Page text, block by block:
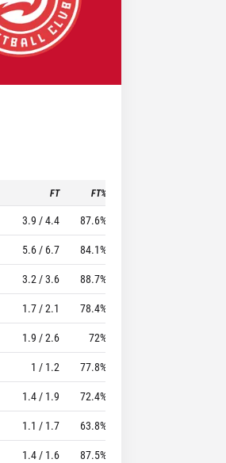
FT FT%
3.9 / 4.4 87.6%
5.6 / 6.7 84.1%
3.2 / 3.6 88.7%
1.7 / 2.1 78.4%
1.9 / 2.6 72%
1 / 1.2 77.8%
1.4 / 1.9 72.4%
1.1 / 1.7 63.8%
1.4 / 1.6 87.5%